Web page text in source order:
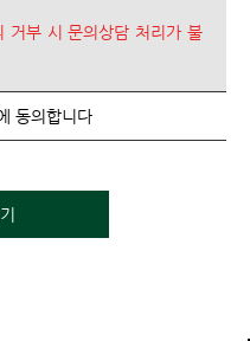
거부 시 문의상담 처리가 불
동의합니다